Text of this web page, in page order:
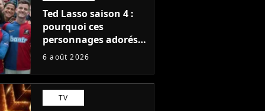
Ted Lasso saison 4 :
pourquoi ces
personnages adorés
des fans ne sont pas
6 août 2026
TV